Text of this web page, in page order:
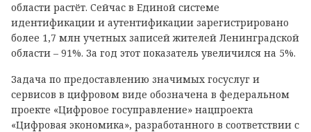
области растёт. Сейчас в Единой системе
идентификации и аутентификации зарегистрировано
более 1,7 млн учетных записей жителей Ленинградской
области – 91%. За год этот показатель увеличился на 5%.
Задача по предоставлению значимых госуслуг и
сервисов в цифровом виде обозначена в федеральном
проекте «Цифровое госуправление» нацпроекта
«Цифровая экономика», разработанного в соответствии с